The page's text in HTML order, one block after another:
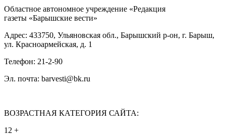
Областное автономное учреждение «Редакция
газеты «Барышские вести»
Адрес: 433750, Ульяновская обл., Барышский р-он, г. Барыш,
ул. Красноармейская, д. 1
Телефон: 21-2-90
Эл. почта: barvesti@bk.ru
ВОЗРАСТНАЯ КАТЕГОРИЯ САЙТА:
12 +